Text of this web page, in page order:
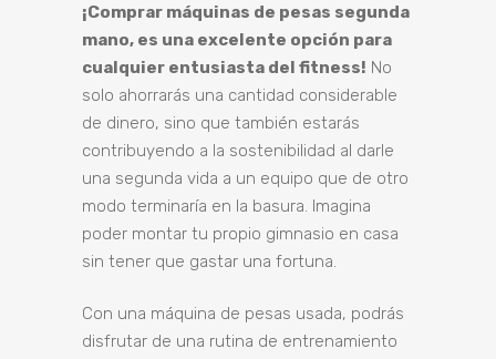
¡Comprar máquinas de pesas segunda
mano, es una excelente opción para
cualquier entusiasta del fitness! No
solo ahorrarás una cantidad considerable
de dinero, sino que también estarás
contribuyendo a la sostenibilidad al darle
una segunda vida a un equipo que de otro
modo terminaría en la basura. Imagina
poder montar tu propio gimnasio en casa
sin tener que gastar una fortuna.
Con una máquina de pesas usada, podrás
disfrutar de una rutina de entrenamiento